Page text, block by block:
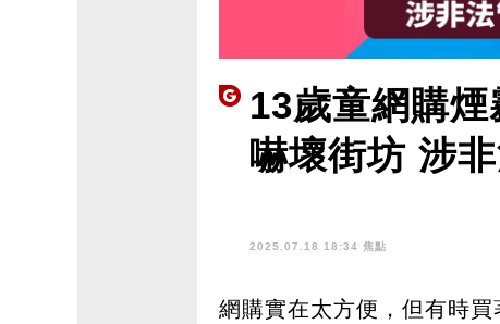
13歲童網購
嚇壞街坊 涉
2025.07.18 18:34 焦點
網購實在太方便，但有時